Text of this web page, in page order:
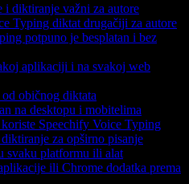
i diktiranje važni za autore
Typing diktat drugačiji za autore
potpuno je besplatan i bez
aplikaciji i na svakoj web
običnog diktata
na desktopu i mobitelima
Speechify Voice Typing
za opširno pisanje
svaku platformu ili alat
ili Chrome dodatka prema